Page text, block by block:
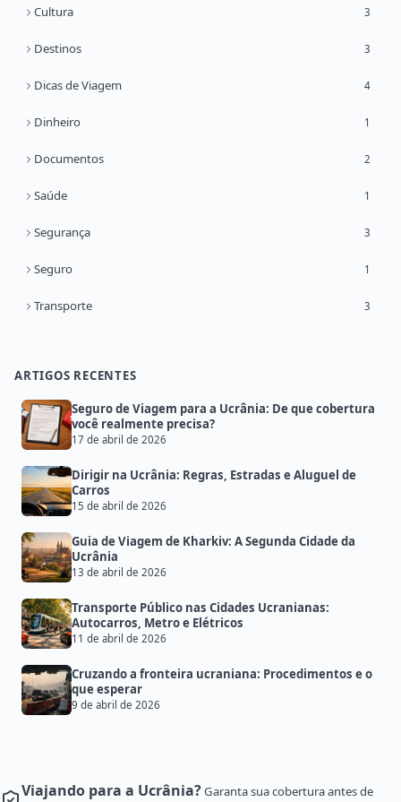
Cultura 3
Destinos 3
Dicas de Viagem 4
Dinheiro 1
Documentos 2
Saúde 1
Segurança 3
Seguro 1
Transporte 3
ARTIGOS RECENTES
Seguro de Viagem para a Ucrânia: De que cobertura
você realmente precisa?
17 de abril de 2026
Dirigir na Ucrânia: Regras, Estradas e Aluguel de
Carros
15 de abril de 2026
Guia de Viagem de Kharkiv: A Segunda Cidade da
Ucrânia
13 de abril de 2026
Transporte Público nas Cidades Ucranianas:
Autocarros, Metro e Elétricos
11 de abril de 2026
Cruzando a fronteira ucraniana: Procedimentos e o
que esperar
9 de abril de 2026
Viajando para a Ucrânia?Garanta sua cobertura antes de